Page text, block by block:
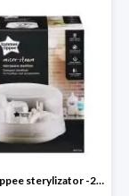
Tommee Tippee sterylizator -23%